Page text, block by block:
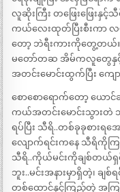
လူဆိုးကြီး တဖြေးဖြေးနှ
ကယ်လေးထုတ်ပြီးစီးကာ
တော့ ဘဲရီးကားကိုတွေ့တယ်
မတော်တဆ အိမ်ကလူတွေနှင့်
အတင်းမောင်းထွက်ပြီး က
စောစောရောက်တော့ ယောင်
ကယ်အတင်းမောင်းသွား
ရပ်ပြီး သီရိ..တစ်ခုခုစား
လျောက်ရင်းကနေ သီရိကိုကြ
သီရိ..ကိုယ်မင်းကိုချစ်တယ်ရှင်
ဘူး..မင်းအနားမှာရှိတဲ့၊ ခ
တစ်ထောင်နှင့်ကြည့်တဲ့ အက